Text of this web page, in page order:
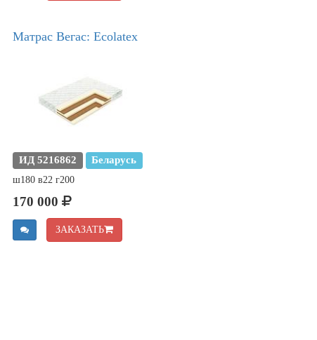
Матрас Вегас: Ecolatex
ИД 5216862 Беларусь
ш180 в22 г200
170 000
ЗАКАЗАТЬ